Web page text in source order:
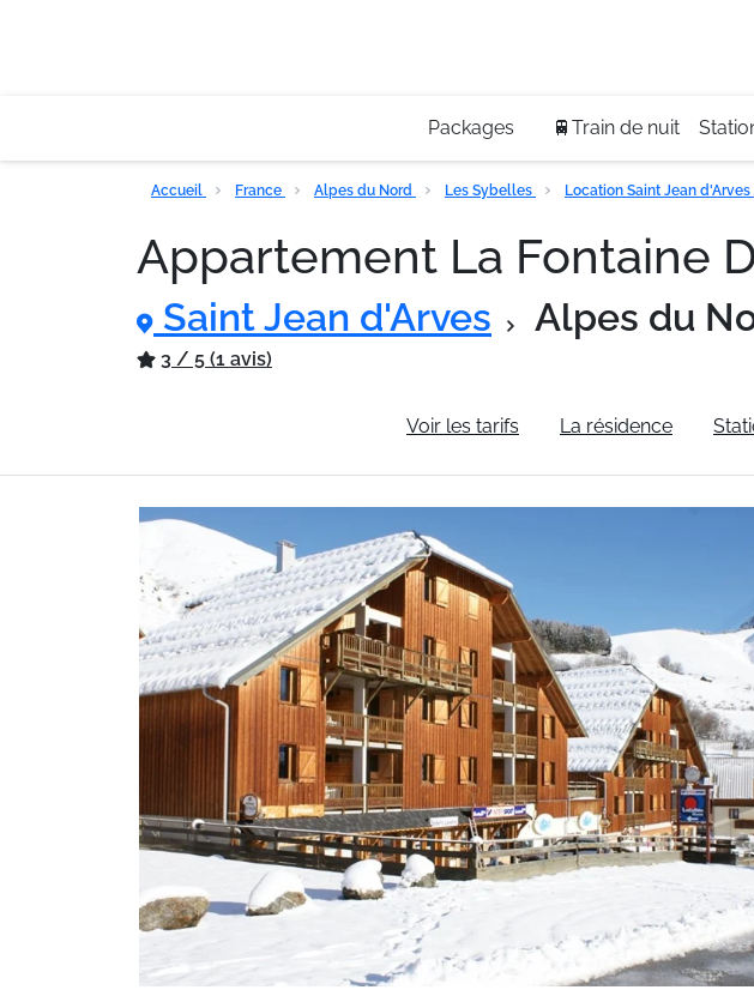
Packages 🚆Train de nuit
Accueil France Alpes du Nord Les Sybelles Location Saint Jean d'Arves
Appartement La Fontaine
Saint Jean d'Arves Alpes du
3 / 5 (1 avis)
Voir les tarifs La résidence